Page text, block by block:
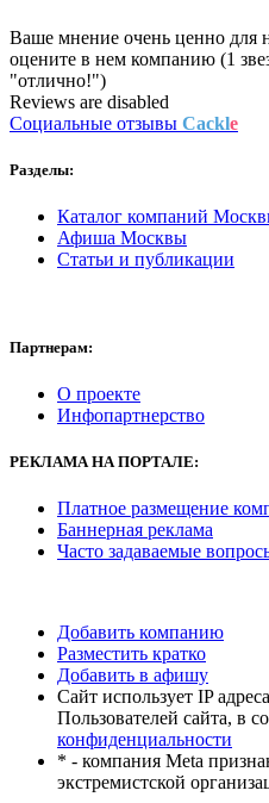
Ваше мнение очень ценно для
оцените в нем компанию (1
"отлично!")
Reviews are disabled
Социальные отзывы Cackle
Разделы:
Каталог компаний
Афиша Москвы
Статьи и публикации
Партнерам:
О проекте
Инфопартнерство
РЕКЛАМА НА ПОРТАЛЕ:
Платное размещение
Баннерная реклама
Часто задаваемые
Добавить компанию
Разместить кратко
Добавить в афишу
Сайт использует IP
Пользователей сайта, в
конфиденциальности
* - компания Meta
экстремистской